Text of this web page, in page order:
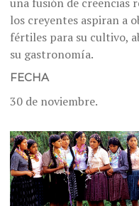
los creyentes aspiran a
fértiles para su cultivo,
su gastronomía.
FECHA
30 de noviembre.